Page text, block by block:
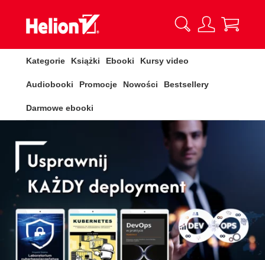
Kategorie Książki Ebooki Kursy video
Audiobooki Promocje Nowości Bestsellery
Darmowe ebooki